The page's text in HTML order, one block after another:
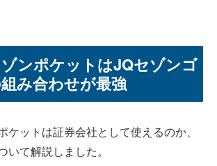
ンポケットはJQセゾンゴ
み合わせが最強
ケットは証券会社として使えるのか、
いて解説しました。